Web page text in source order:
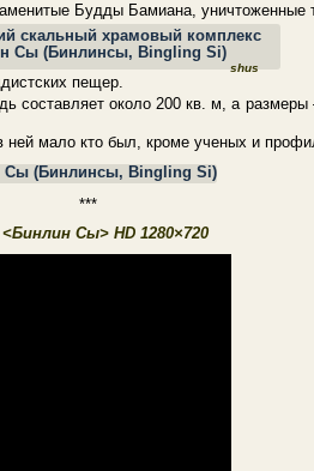
Будды Бамиана, уничтоженные
shus
пещер.
составляет около 200 кв. м, а
мало кто был, кроме ученых и
***
Сы> HD 1280×720